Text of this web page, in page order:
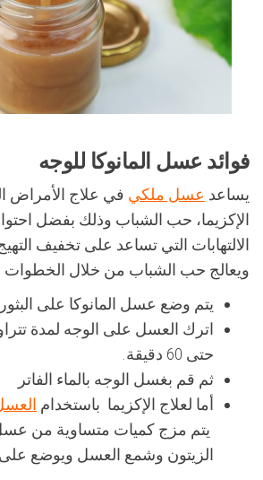
فوائد عسل المانوكا للوجه
يساعد عسل ملكي في علاج الأمراض
الإكزيما، حب الشباب وذلك بفضل
الالتهابات التي تساعد على تخفيف
ويعالج حب الشباب من خلال الخطوات
يتم وضع عسل المانوكا على
اترك العسل على الوجه لمدة
حتى 60 دقيقة.
ثم قم بغسل الوجه بالماء الفاتر
أما لعلاج الإكزيما باستخدام
يتم مزج كميات متساوية من
الزيتون وشمع العسل ويوضع على